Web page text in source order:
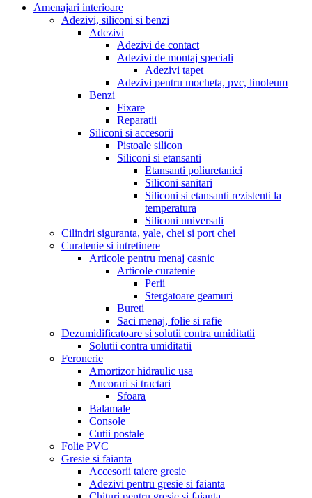
Amenajari interioare
Adezivi, siliconi si benzi
Adezivi
Adezivi de contact
Adezivi de montaj speciali
Adezivi tapet
Adezivi pentru mocheta, pvc, linoleum
Benzi
Fixare
Reparatii
Siliconi si accesorii
Pistoale silicon
Siliconi si etansanti
Etansanti poliuretanici
Siliconi sanitari
Siliconi si etansanti rezistenti la
temperatura
Siliconi universali
Cilindri siguranta, yale, chei si port chei
Curatenie si intretinere
Articole pentru menaj casnic
Articole curatenie
Perii
Stergatoare geamuri
Bureti
Saci menaj, folie si rafie
Dezumidificatoare si solutii contra umiditatii
Solutii contra umiditatii
Feronerie
Amortizor hidraulic usa
Ancorari si tractari
Sfoara
Balamale
Console
Cutii postale
Folie PVC
Gresie si faianta
Accesorii taiere gresie
Adezivi pentru gresie si faianta